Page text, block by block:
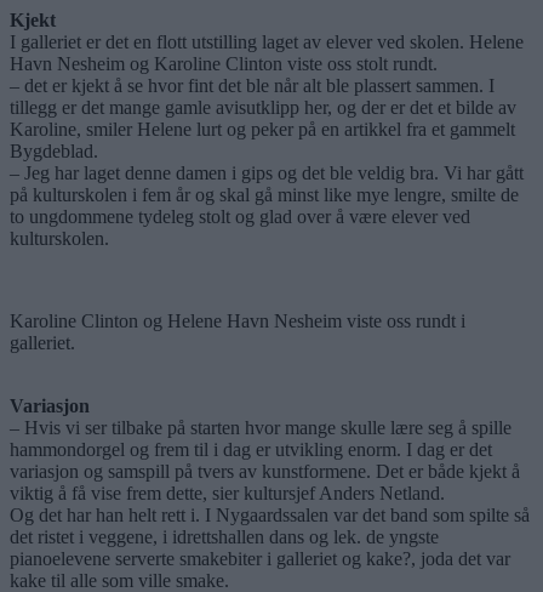
Kjekt
I galleriet er det en flott utstilling laget av elever ved skolen. Helene
Havn Nesheim og Karoline Clinton viste oss stolt rundt.
– det er kjekt å se hvor fint det ble når alt ble plassert sammen. I
tillegg er det mange gamle avisutklipp her, og der er det et bilde av
Karoline, smiler Helene lurt og peker på en artikkel fra et gammelt
Bygdeblad.
– Jeg har laget denne damen i gips og det ble veldig bra. Vi har gått
på kulturskolen i fem år og skal gå minst like mye lengre, smilte de
to ungdommene tydeleg stolt og glad over å være elever ved
kulturskolen.
Karoline Clinton og Helene Havn Nesheim viste oss rundt i
galleriet.
Variasjon
– Hvis vi ser tilbake på starten hvor mange skulle lære seg å spille
hammondorgel og frem til i dag er utvikling enorm. I dag er det
variasjon og samspill på tvers av kunstformene. Det er både kjekt å
viktig å få vise frem dette, sier kultursjef Anders Netland.
Og det har han helt rett i. I Nygaardssalen var det band som spilte så
det ristet i veggene, i idrettshallen dans og lek. de yngste
pianoelevene serverte smakebiter i galleriet og kake?, joda det var
kake til alle som ville smake.